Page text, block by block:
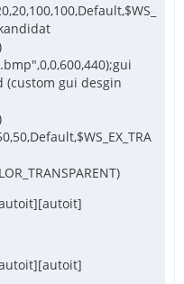
gui desgin